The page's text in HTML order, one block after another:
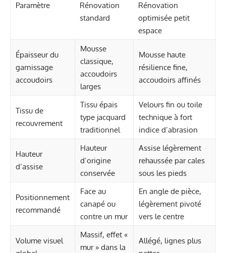
Paramètre
Rénovation
standard
Rénovation
optimisée petit
espace
Épaisseur du
garnissage
accoudoirs
Mousse
classique,
accoudoirs
larges
Mousse haute
résilience fine,
accoudoirs affinés
Tissu de
recouvrement
Tissu épais
type jacquard
traditionnel
Velours fin ou toile
technique à fort
indice d’abrasion
Hauteur
d’assise
Hauteur
d’origine
conservée
Assise légèrement
rehaussée par cales
sous les pieds
Positionnement
recommandé
Face au
canapé ou
contre un mur
En angle de pièce,
légèrement pivoté
vers le centre
Volume visuel
Massif, effet «
mur » dans la
Allégé, lignes plus